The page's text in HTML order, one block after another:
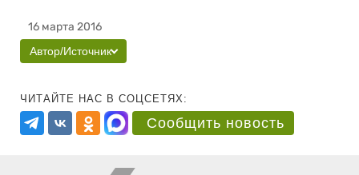
16 марта 2016
Автор/Источник
ЧИТАЙТЕ НАС В СОЦСЕТЯХ:
Сообщить новость